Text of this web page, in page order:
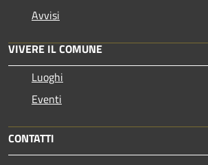
Avvisi
VIVERE IL COMUNE
Luoghi
Eventi
CONTATTI